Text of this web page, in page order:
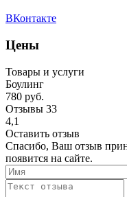
ВКонтакте
Цены
Товары и услуги
Боулинг
780 руб.
Отзывы 33
4,1
Оставить отзыв
Спасибо, Ваш отзыв
появится на сайте.